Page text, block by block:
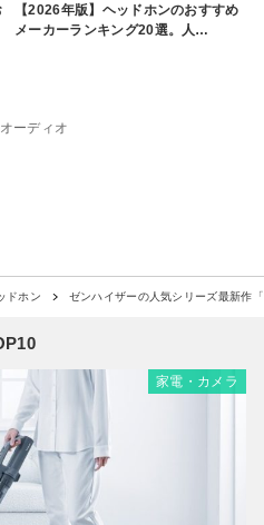
【2026年版】ヘッドホンのおすすめ
メーカーランキング20選。人…
オーディオ
ドホン ゼンハイザーの人気シリーズ最新作
家電・カメラ